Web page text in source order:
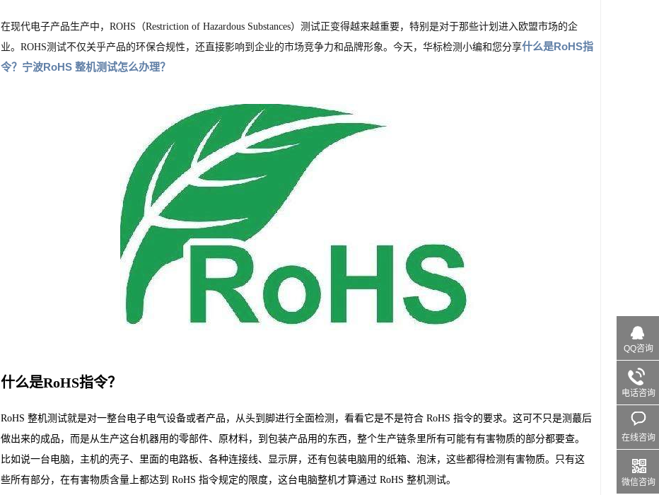
在现代电子产品生产中，ROHS（Restriction of Hazardous Substances）测试正变得越来越重要，特别是对于那些计划进入欧盟市场的企
业。ROHS测试不仅关乎产品的环保合规性，还直接影响到企业的市场竞争力和品牌形象。今天，华标检测小编和您分享什么是RoHS指
令？宁波RoHS 整机测试怎么办理？
什么是RoHS指令？
RoHS 整机测试就是对一整台电子电气设备或者产品，从头到脚进行全面检测，看看它是不是符合 RoHS 指令的要求。这可不只是测蕞后
做出来的成品，而是从生产这台机器用的零部件、原材料，到包装产品用的东西，整个生产链条里所有可能有有害物质的部分都要查。
比如说一台电脑，主机的壳子、里面的电路板、各种连接线、显示屏，还有包装电脑用的纸箱、泡沫，这些都得检测有害物质。只有这
些所有部分，在有害物质含量上都达到 RoHS 指令规定的限度，这台电脑整机才算通过 RoHS 整机测试。
QQ咨询
电话咨询
在线咨询
微信咨询